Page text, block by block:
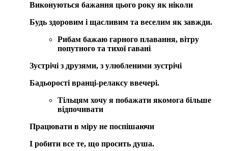
Виконуються бажання цього року як ніколи
Будь здоровим і щасливим та веселим як завжди.
Рибам бажаю гарного плавання, вітру
попутного та тихої гавані
Зустрічі з друзями, з улюбленими зустрічі
Бадьорості вранці-релаксу ввечері.
Тільцям хочу я побажати якомога більше
відпочивати
Працювати в міру не поспішаючи
І робити все те, що просить душа.